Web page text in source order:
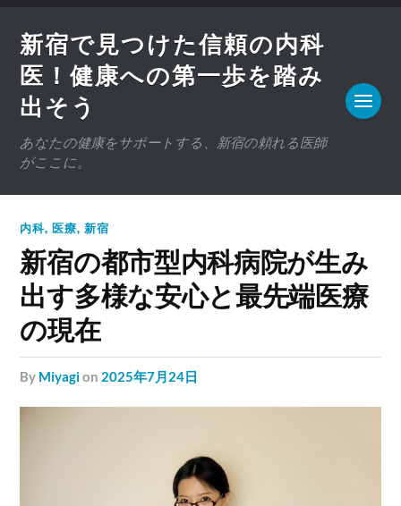
新宿で見つけた信頼の内科
医！健康への第一歩を踏み
出そう
あなたの健康をサポートする、新宿の頼れる医師
がここに。
内科, 医療,新宿
新宿の都市型内科病院が生み
出す多様な安心と最先端医療
の現在
by Miyagion 2025年7月24日